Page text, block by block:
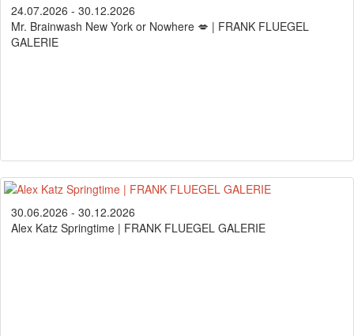
24.07.2026 - 30.12.2026
Mr. Brainwash New York or Nowhere 💋 | FRANK FLUEGEL
GALERIE
30.06.2026 - 30.12.2026
Alex Katz Springtime | FRANK FLUEGEL GALERIE